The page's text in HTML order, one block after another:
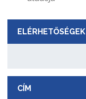
ELÉRHETŐSÉGEK
CÍM